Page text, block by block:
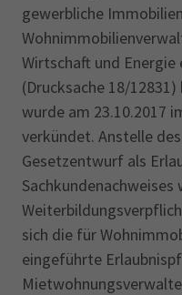
gewerbliche
Wirtschaft und Energie
(Drucksache 18/
wurde am 23.10.2017
verkündet. Anstelle
Gesetzentwurf als
Sachkundenachweises
sich die für
eingeführte